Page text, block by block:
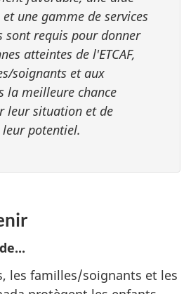
une gamme de services
sont requis pour donner
atteintes de l'ETCAF,
soignants et aux
la meilleure chance
leur situation et de
potentiel.
les familles/soignants et les